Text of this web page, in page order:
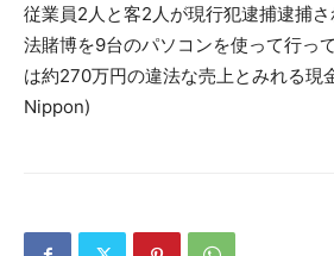
従業員2人と客2人が現行犯逮捕逮捕
法賭博を9台のパソコンを使って行っ
は約270万円の違法な売上とみれる現
Nippon)